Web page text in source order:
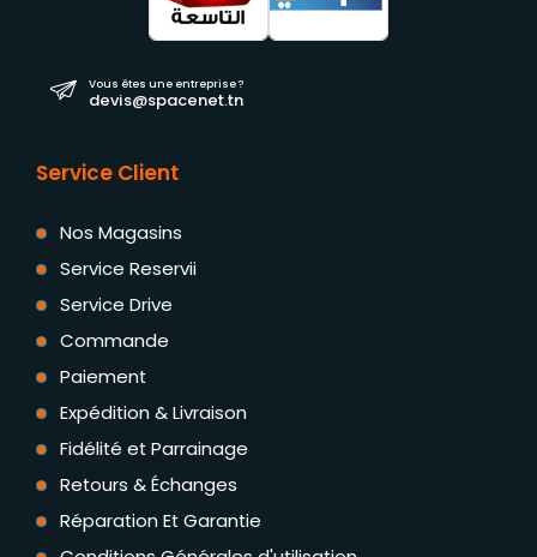
Vous êtes une entreprise ?
devis@spacenet.tn
Service Client
Nos Magasins
Service Reservii
Service Drive
Commande
Paiement
Expédition & Livraison
Fidélité et Parrainage
Retours & Échanges
Réparation Et Garantie